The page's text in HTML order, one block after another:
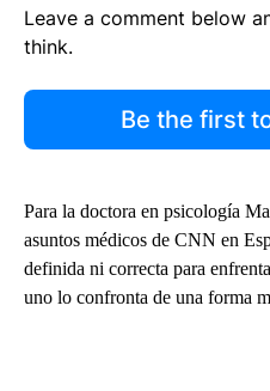
Leave a comment below
think.
Be the first
Para la doctora en psicología
asuntos médicos de CNN en
definida ni correcta para
uno lo confronta de una forma